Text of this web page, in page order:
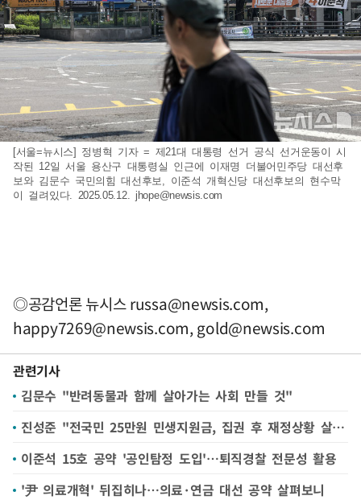
[서울=뉴시스] 정병혁 기자 = 제21대 대통령 선거 공식 선거운동이 시
작된 12일 서울 용산구 대통령실 인근에 이재명 더불어민주당 대선후
보와 김문수 국민의힘 대선후보, 이준석 개혁신당 대선후보의 현수막
이 걸려있다. 2025.05.12. jhope@newsis.com
◎공감언론 뉴시스russa@newsis.com,
happy7269@newsis.com, gold@newsis.com
관련기사
김문수 "반려동물과 함께 살아가는 사회 만들 것"
진성준 "전국민 25만원 민생지원금, 집권 후 재정상황 살펴서 판단"
이준석 15호 공약 '공인탐정 도입'…퇴직경찰 전문성 활용
'尹 의료개혁' 뒤집히나…의료·연금 대선 공약 살펴보니